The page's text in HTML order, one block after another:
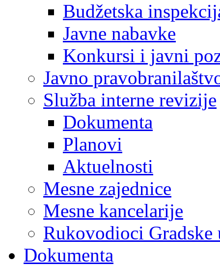
Budžetska
Javne nabavke
Konkursi i javni
Javno
Služba interne revizije
Dokumenta
Planovi
Aktuelnosti
Mesne zajednice
Mesne kancelarije
Rukovodioci Gradske
Dokumenta